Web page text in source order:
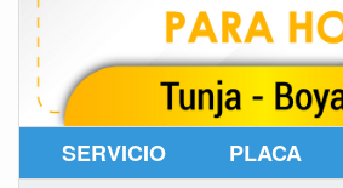
SERVICIO PLACA